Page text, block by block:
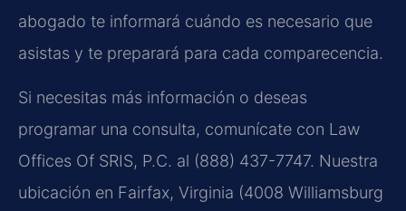
abogado te informará cuándo es necesario que
asistas y te preparará para cada comparecencia.
Si necesitas más información o deseas
programar una consulta, comunícate con Law
Offices Of SRIS, P.C. al (888) 437-7747. Nuestra
ubicación en Fairfax, Virginia (4008 Williamsburg